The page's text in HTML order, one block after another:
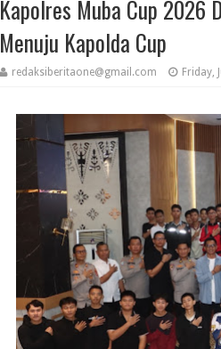
Kapolres Muba Cup
Menuju Kapolda Cup
redaksiberitaone@gmail.com Friday,